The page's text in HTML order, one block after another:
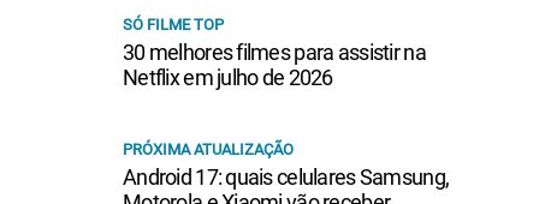
SÓ FILME TOP
30 melhores filmes para assistir na
Netflix em julho de 2026
PRÓXIMA ATUALIZAÇÃO
Android 17: quais celulares Samsung,